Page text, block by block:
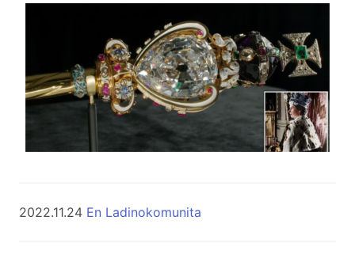
2022.11.24 En Ladinokomunita